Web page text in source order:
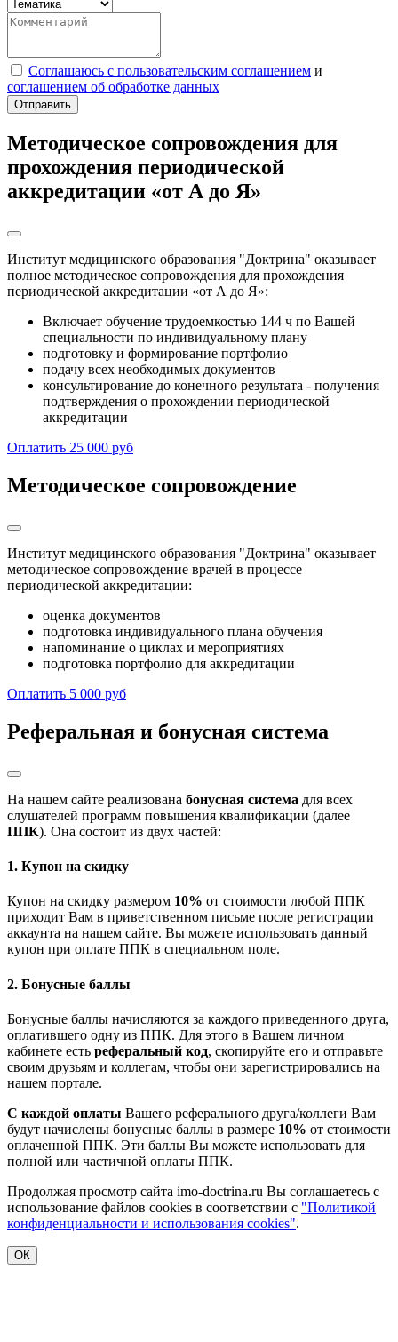
Соглашаюсь с пользовательским соглашением и
соглашением об обработке данных
Отправить
Методическое сопровождения для
прохождения периодической
аккредитации «от А до Я»
Институт медицинского образования "Доктрина" оказывает
полное методическое сопровождения для прохождения
периодической аккредитации «от А до Я»:
Включает обучение трудоемкостью 144 ч по Вашей
специальности по индивидуальному плану
подготовку и формирование портфолио
подачу всех необходимых документов
консультирование до конечного результата - получения
подтверждения о прохождении периодической
аккредитации
Оплатить 25 000 руб
Методическое сопровождение
Институт медицинского образования "Доктрина" оказывает
методическое сопровождение врачей в процессе
периодической аккредитации:
оценка документов
подготовка индивидуального плана обучения
напоминание о циклах и мероприятиях
подготовка портфолио для аккредитации
Оплатить 5 000 руб
Реферальная и бонусная система
На нашем сайте реализована бонусная система для всех
слушателей программ повышения квалификации (далее
ППК). Она состоит из двух частей:
1. Купон на скидку
Купон на скидку размером 10% от стоимости любой ППК
приходит Вам в приветственном письме после регистрации
аккаунта на нашем сайте. Вы можете использовать данный
купон при оплате ППК в специальном поле.
2. Бонусные баллы
Бонусные баллы начисляются за каждого приведенного друга,
оплатившего одну из ППК. Для этого в Вашем личном
кабинете есть реферальный код, скопируйте его и отправьте
своим друзьям и коллегам, чтобы они зарегистрировались на
нашем портале.
С каждой оплаты Вашего реферального друга/коллеги Вам
будут начислены бонусные баллы в размере 10% от стоимости
оплаченной ППК. Эти баллы Вы можете использовать для
полной или частичной оплаты ППК.
Продолжая просмотр сайта imo-doctrina.ru Вы соглашаетесь с
использование файлов cookies в соответствии с "Политикой
конфиденциальности и использования cookies".
ОК